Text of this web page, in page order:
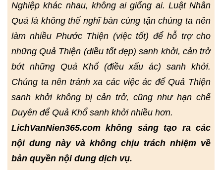
Nghiệp khác nhau, không ai giống ai. Luật Nhân
Quả là không thể nghĩ bàn cùng tận chúng ta nên
làm nhiều Phước Thiện (việc tốt) để hỗ trợ cho
những Quả Thiện (điều tốt đẹp) sanh khởi, cản trở
bớt những Quả Khổ (điều xấu ác) sanh khởi.
Chúng ta nên tránh xa các việc ác để Quả Thiện
sanh khởi không bị cản trở, cũng như hạn chế
Duyên để Quả Khổ sanh khởi nhiều hơn.
LichVanNien365.com không sáng tạo ra các
nội dung này và không chịu trách nhiệm về
bản quyền nội dung dịch vụ.